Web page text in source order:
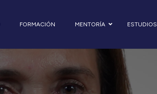
FORMACIÓN MENTORÍA ESTUDIOS